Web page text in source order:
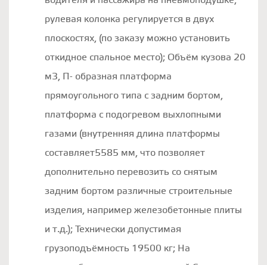
рулевая колонка регулируется в двух
плоскостях, (по заказу можно установить
откидное спальное место); Объём кузова 20
м3, П- образная платформа
прямоугольного типа с задним бортом,
платформа с подогревом выхлопными
газами (внутренняя длина платформы
составляет5585 мм, что позволяет
дополнительно перевозить со снятым
задним бортом различные строительные
изделия, например железобетонные плиты
и т.д.); Технически допустимая
грузоподъёмность 19500 кг; На